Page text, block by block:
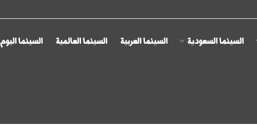
السينما السعودية السينما العربية السينما العالمية السينما اليوم